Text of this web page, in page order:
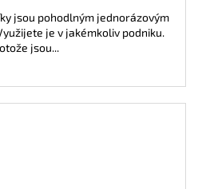
jsou pohodlným jednorázovým
je v jakémkoliv podniku.
jsou...